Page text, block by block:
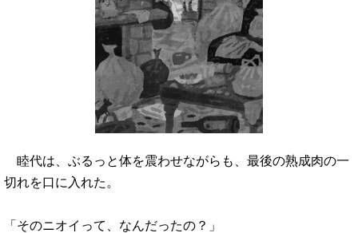
睦代は、ぶるっと体を震わせながらも、最後の熟成肉の一
切れを口に入れた。
「そのニオイって、なんだったの？」